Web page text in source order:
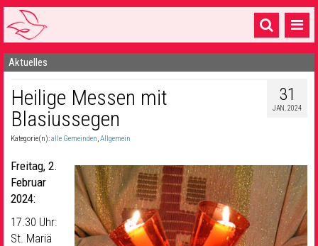
Startseite
1 Pfarrei
16 Gemeinden & mehr
Sakramente & Feste
Gemeinschaft & Soziales
Musik& Kultur
Aktuelles
31
JAN. 2024
Heilige Messen mit
Blasiussegen
Kategorie(n):alle Gemeinden,Allgemein
Freitag, 2.
Februar
2024:
17.30 Uhr:
St. Mariä